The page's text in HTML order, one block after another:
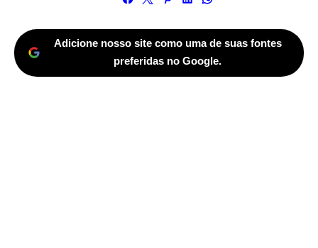
Adicione nosso site como uma de suas fontes
preferidas no Google.